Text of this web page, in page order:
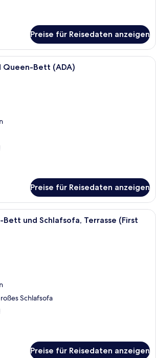
Preise für Reisedaten anzeigen
Zimmersafe, Schreibtisch,
Queen-Bett (ADA)
Preise für Reisedaten anzeigen
Ein ordentlich bezogenes Bett mit
Bett und Schlafsofa, Terrasse (First
Schlafsofa
Preise für Reisedaten anzeigen